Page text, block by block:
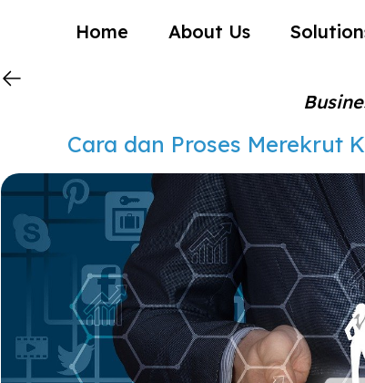
Home About Us
Cara dan Proses Merekrut